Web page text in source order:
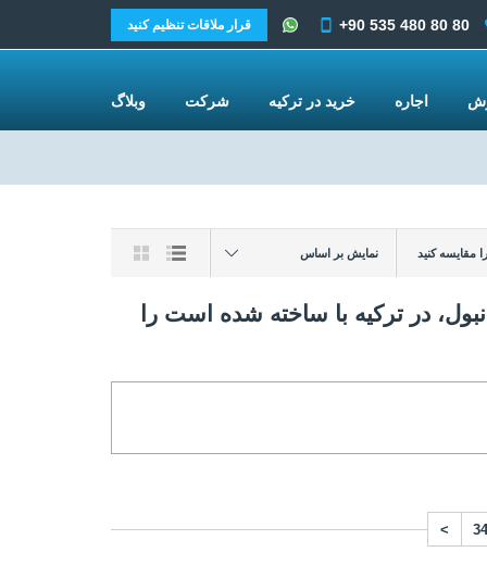
مقایسه کنید نمایش بر اساس
در استانبول، در ترکیه با ساخته شده است را
34
>
+90 535 480 80 80 قرار ملاقات تنظیم کنید
اجاره خرید در ترکیه شرکت وبلاگ